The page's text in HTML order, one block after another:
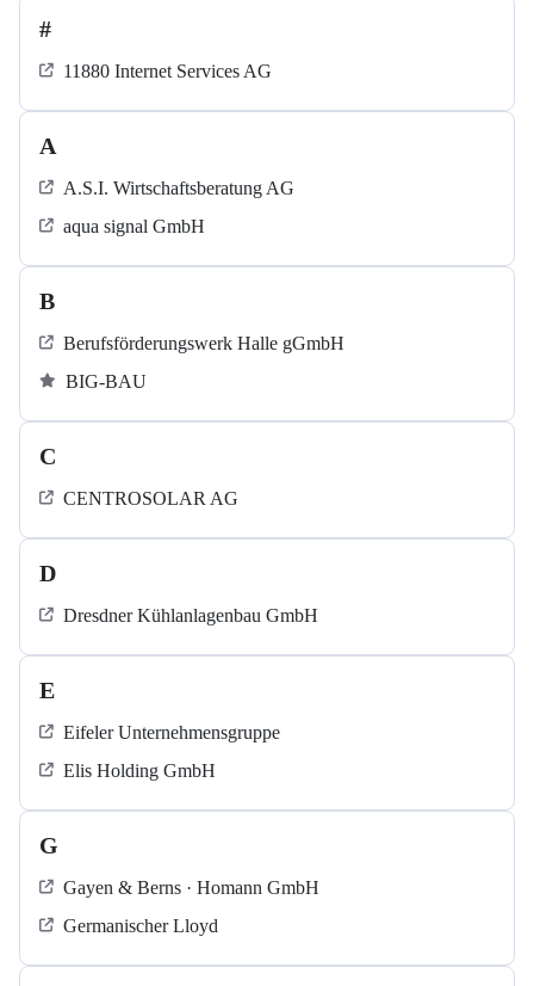
#
11880 Internet Services AG
A
A.S.I. Wirtschaftsberatung AG
aqua signal GmbH
B
Berufsförderungswerk Halle gGmbH
BIG-BAU
C
CENTROSOLAR AG
D
Dresdner Kühlanlagenbau GmbH
E
Eifeler Unternehmensgruppe
Elis Holding GmbH
G
Gayen & Berns · Homann GmbH
Germanischer Lloyd